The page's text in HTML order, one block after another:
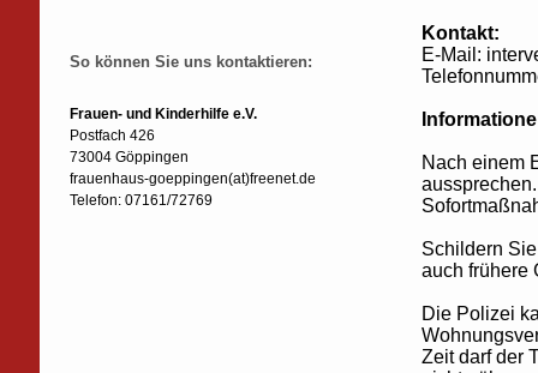
Kontakt:
E-Mail:
Nach einem
Schildern
auch frühere
Die Polizei
Zeit darf der
So können Sie uns kontaktieren:
Frauen- und Kinderhilfe e.V.
Postfach 426
73004 Göppingen
frauenhaus-goeppingen(at)freenet.de
Telefon: 07161/72769